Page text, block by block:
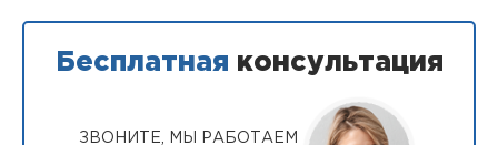
Бесплатная консультация
ЗВОНИТЕ, МЫ РАБОТАЕМ